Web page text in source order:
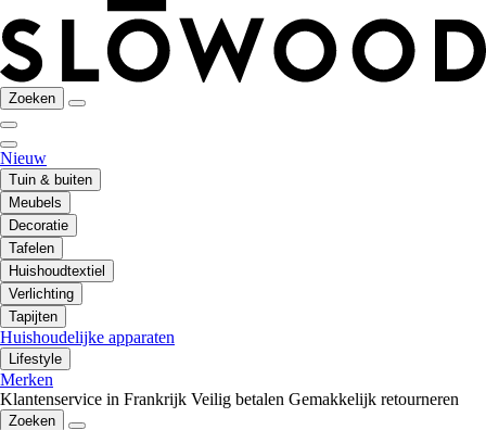
Zoeken
Nieuw
Tuin & buiten
Meubels
Decoratie
Tafelen
Huishoudtextiel
Verlichting
Tapijten
Huishoudelijke apparaten
Lifestyle
Merken
Klantenservice in Frankrijk Veilig betalen Gemakkelijk retourneren
Zoeken